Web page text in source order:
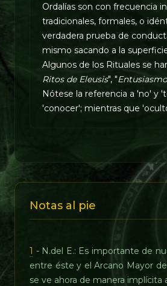
Ordalías son con frecuencia
tradicionales, formales, o
verdadera prueba de
mismo sacando a la
Algunos de los Rituales se
Ritos de Eleusis", "
Nótese la referencia a 'no' y
'conocer'; mientras que
Notas al pie
1 - N.del E.: Es importante de
entre éste y el Arcano Mayor
se ve ahora de manera implícita